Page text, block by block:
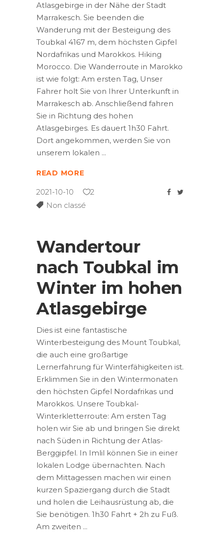
Atlasgebirge in der Nähe der Stadt
Marrakesch. Sie beenden die
Wanderung mit der Besteigung des
Toubkal 4167 m, dem höchsten Gipfel
Nordafrikas und Marokkos. Hiking
Morocco. Die Wanderroute in Marokko
ist wie folgt: Am ersten Tag, Unser
Fahrer holt Sie von Ihrer Unterkunft in
Marrakesch ab. Anschließend fahren
Sie in Richtung des hohen
Atlasgebirges. Es dauert 1h30 Fahrt.
Dort angekommen, werden Sie von
unserem lokalen
READ MORE
2021-10-10
2
Non classé
Wandertour
nach Toubkal im
Winter im hohen
Atlasgebirge
Dies ist eine fantastische
Winterbesteigung des Mount Toubkal,
die auch eine großartige
Lernerfahrung für Winterfähigkeiten ist.
Erklimmen Sie in den Wintermonaten
den höchsten Gipfel Nordafrikas und
Marokkos. Unsere Toubkal-
Winterkletterroute: Am ersten Tag
holen wir Sie ab und bringen Sie direkt
nach Süden in Richtung der Atlas-
Berggipfel. In Imlil können Sie in einer
lokalen Lodge übernachten. Nach
dem Mittagessen machen wir einen
kurzen Spaziergang durch die Stadt
und holen die Leihausrüstung ab, die
Sie benötigen. 1h30 Fahrt + 2h zu Fuß.
Am zweiten